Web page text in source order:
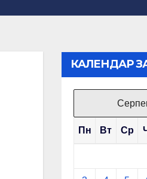
КАЛЕНДАР
Пн Вт Ср